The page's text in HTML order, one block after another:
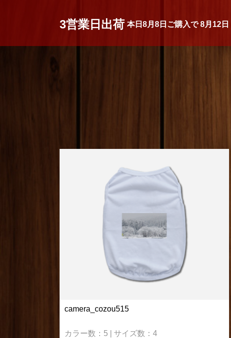
3営業日出荷 本日 8月8日 ご購入で8月12日
camera_cozou515
カラー数：5 | サイズ数：4